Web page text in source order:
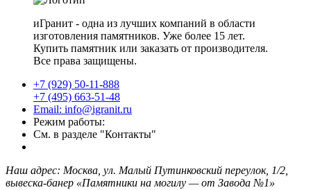
иГранит - одна из лучших компаний в области
изготовления памятников. Уже более 15 лет.
Купить памятник или заказать от производителя.
Все права защищены.
+7 (929) 50-11-888
+7 (495) 663-51-48
Email: info@igranit.ru
Режим работы:
См. в разделе "Контакты"
Наш адрес: Москва, ул. Малый Путинковский переулок, 1/2,
вывеска-банер «Памятники на могилу — от Завода №1»